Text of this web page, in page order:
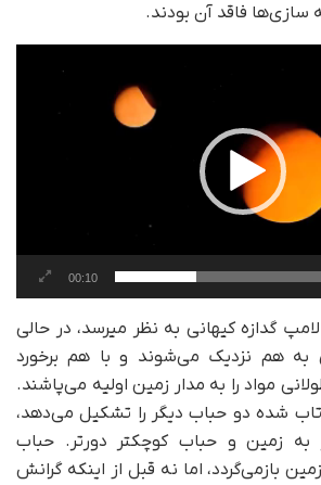
فاقد آن بودند.
00:10
این ویدئو مانند یک لامپ گدازه کیهانی به نظر می‎رسد، در حالی
به هم نزدیک می‌شوند و با هم برخورد
مواد را به مدار زمین اولیه می‌پاشند.
شده دو حباب دیگر را تشکیل می‌دهد،
به زمین و حباب کوچکتر دورتر. حباب
بازمی‌گردد، اما نه قبل از اینکه گرانش